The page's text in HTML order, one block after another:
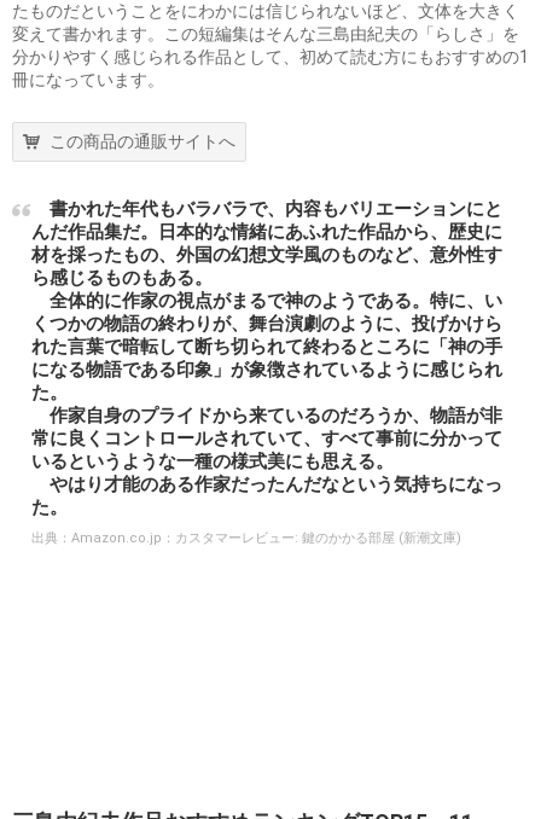
たものだということをにわかには信じられないほど、文体を大きく
変えて書かれます。この短編集はそんな三島由紀夫の「らしさ」を
分かりやすく感じられる作品として、初めて読む方にもおすすめの1
冊になっています。
この商品の通販サイトへ
書かれた年代もバラバラで、内容もバリエーションにと
んだ作品集だ。日本的な情緒にあふれた作品から、歴史に
材を採ったもの、外国の幻想文学風のものなど、意外性す
ら感じるものもある。
全体的に作家の視点がまるで神のようである。特に、い
くつかの物語の終わりが、舞台演劇のように、投げかけら
れた言葉で暗転して断ち切られて終わるところに「神の手
になる物語である印象」が象徴されているように感じられ
た。
作家自身のプライドから来ているのだろうか、物語が非
常に良くコントロールされていて、すべて事前に分かって
いるというような一種の様式美にも思える。
やはり才能のある作家だったんだなという気持ちになっ
た。
出典： Amazon.co.jp：カスタマーレビュー: 鍵のかかる部屋 (新潮文庫)